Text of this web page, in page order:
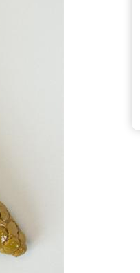
barracuda, une petite